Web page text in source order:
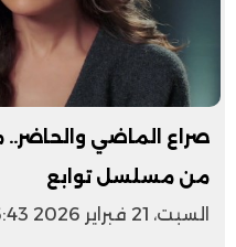
صراع الماضي
من مسلسل توابع
السبت، 21 فبراير 2026 06:43 م